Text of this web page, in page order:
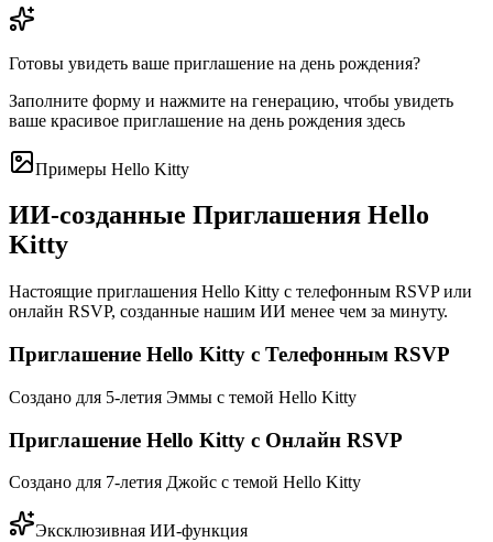
Готовы увидеть ваше приглашение на день рождения?
Заполните форму и нажмите на генерацию, чтобы увидеть
ваше красивое приглашение на день рождения здесь
Примеры Hello Kitty
ИИ-созданные Приглашения Hello
Kitty
Настоящие приглашения Hello Kitty с телефонным RSVP или
онлайн RSVP, созданные нашим ИИ менее чем за минуту.
Приглашение Hello Kitty с Телефонным RSVP
Создано для 5-летия Эммы с темой Hello Kitty
Приглашение Hello Kitty с Онлайн RSVP
Создано для 7-летия Джойс с темой Hello Kitty
Эксклюзивная ИИ-функция